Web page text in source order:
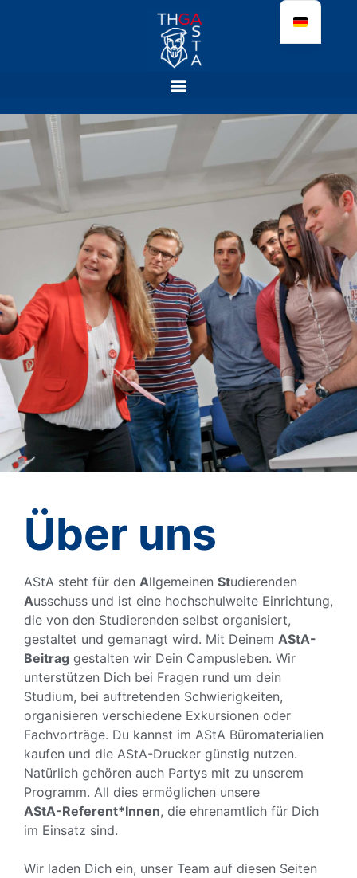
der
Georg
der
Georg
der
Georg
der
Georg
der
Georg
der
Georg
der
Georg
der
Georg
der
Georg
Über uns
AStA steht für den Allgemeinen Studierenden
Ausschuss und ist eine hochschulweite Einrichtung,
die von den Studierenden selbst organisiert,
gestaltet und gemanagt wird. Mit Deinem AStA-
Beitrag gestalten wir Dein Campusleben. Wir
unterstützen Dich bei Fragen rund um dein
Studium, bei auftretenden Schwierigkeiten,
organisieren verschiedene Exkursionen oder
Fachvorträge. Du kannst im AStA Büromaterialien
kaufen und die AStA-Drucker günstig nutzen.
Natürlich gehören auch Partys mit zu unserem
Programm. All dies ermöglichen unsere
AStA-Referent*Innen, die ehrenamtlich für Dich
im Einsatz sind.
Wir laden Dich ein, unser Team auf diesen Seiten